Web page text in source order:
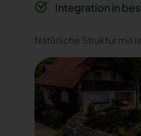
Integration in
Natürliche Struktur mit